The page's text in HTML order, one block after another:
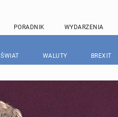
PORADNIK WYDARZENIA
ŚWIAT WALUTY BREXIT